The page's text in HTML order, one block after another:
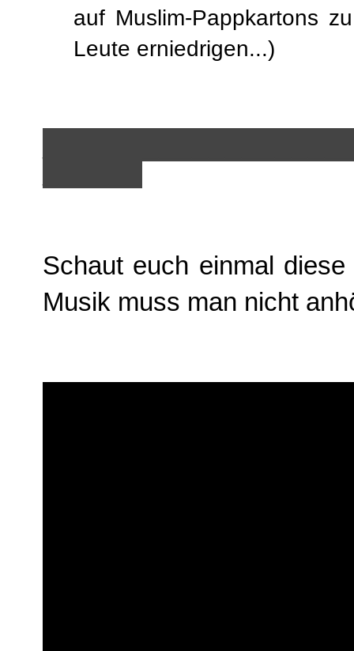
auf Muslim-Pappkartons
Leute erniedrigen...)
Schaut euch einmal
Musik muss man nicht